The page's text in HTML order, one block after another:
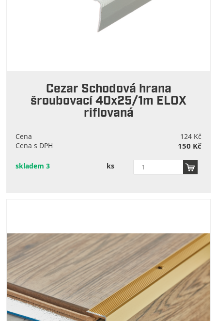
Cezar Schodová hrana
šroubovací 40x25/1m ELOX
riflovaná
Cena
124 Kč
Cena s DPH
150 Kč
skladem 3 ks